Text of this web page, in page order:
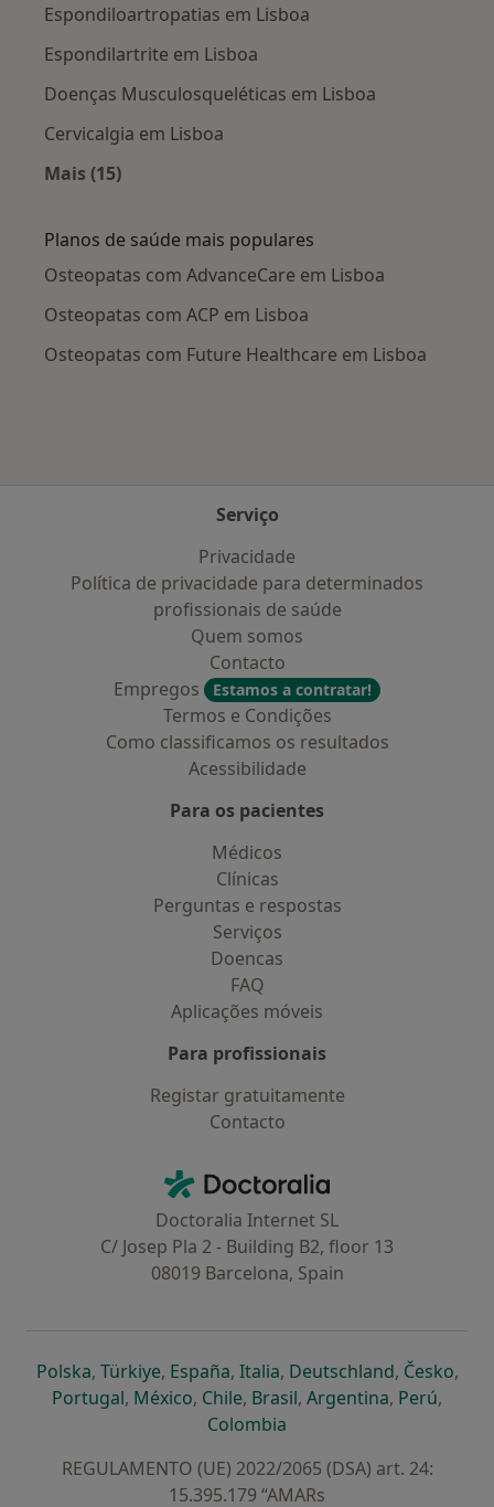
Espondiloartropatias em Lisboa
Espondilartrite em Lisboa
Doenças Musculosqueléticas em Lisboa
Cervicalgia em Lisboa
Mais (15)
Planos de saúde mais populares
Osteopatas com AdvanceCare em Lisboa
Osteopatas com ACP em Lisboa
Osteopatas com Future Healthcare em Lisboa
Serviço
Privacidade
Política de privacidade para determinados
profissionais de saúde
Quem somos
Contacto
Empregos
Estamos a contratar!
Termos e Condições
Como classificamos os resultados
Acessibilidade
Para os pacientes
Médicos
Clínicas
Perguntas e respostas
Serviços
Doencas
FAQ
Aplicações móveis
Para profissionais
Registar gratuitamente
Contacto
Doctoralia - Homepage
Doctoralia Internet SL
C/ Josep Pla 2 - Building B2, floor 13
08019 Barcelona, Spain
Polskaabre num novo separador
, Türkiyeabre num novo separador
, Españaabre num novo separador
, Italiaabre num novo
, Deutschlandabre num
, Česko,
Portugalabre num novo separador
, Méxicoabre num novo separador
, Chileabre num novo separador
, Brasilabre num novo
, Argentinaabre num
, Perúabre
,
Colombia
REGULAMENTO (UE) 2022/2065 (DSA) art. 24:
15.395.179 “AMARs